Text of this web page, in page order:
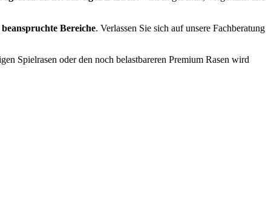
Bereiche. Verlassen Sie sich auf unsere Fachberatung
Spielrasen oder den noch belastbareren Premium Rasen wird